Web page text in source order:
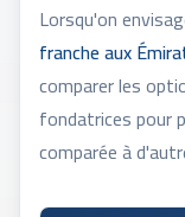
Lorsqu'on
franche aux
comparer les
fondatrices pour
comparée à